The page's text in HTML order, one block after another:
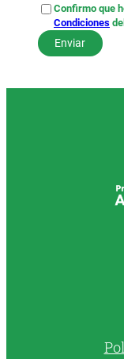
Confirmo que
Condiciones